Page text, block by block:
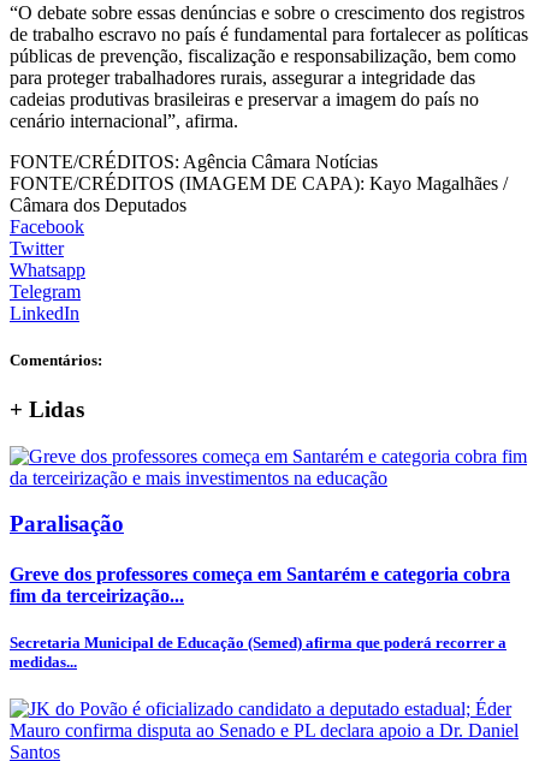
“O debate sobre essas denúncias e sobre o crescimento dos registros
de trabalho escravo no país é fundamental para fortalecer as políticas
públicas de prevenção, fiscalização e responsabilização, bem como
para proteger trabalhadores rurais, assegurar a integridade das
cadeias produtivas brasileiras e preservar a imagem do país no
cenário internacional”, afirma.
FONTE/CRÉDITOS: Agência Câmara Notícias
FONTE/CRÉDITOS (IMAGEM DE CAPA): Kayo Magalhães /
Câmara dos Deputados
Facebook
Twitter
Whatsapp
Telegram
LinkedIn
Comentários:
+ Lidas
Paralisação
Greve dos professores começa em Santarém e categoria cobra
fim da terceirização...
Secretaria Municipal de Educação (Semed) afirma que poderá recorrer a
medidas...